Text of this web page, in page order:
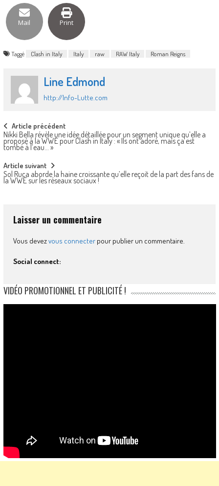
Mail Print
Taggé Clash in Italy Italy raw RAW Italy Roman Reigns
Line Edmond
http://Info-Lutte.com
Post
navigation
Article précédent
Nikki Bella révèle une idée détaillée pour un segment unique qu’elle a
proposé à la WWE pour Clash in Italy : « Ils ont adoré, mais ça est
tombé à l’eau… »
Article suivant
Sol Ruca aborde la haine croissante qu’elle reçoit de la part des fans de
la WWE sur les réseaux sociaux !
Laisser un commentaire
Vous devezvous connecterpour publier un commentaire.
Social connect:
VIDÉO PROMOTIONNEL ET PUBLICITÉ !